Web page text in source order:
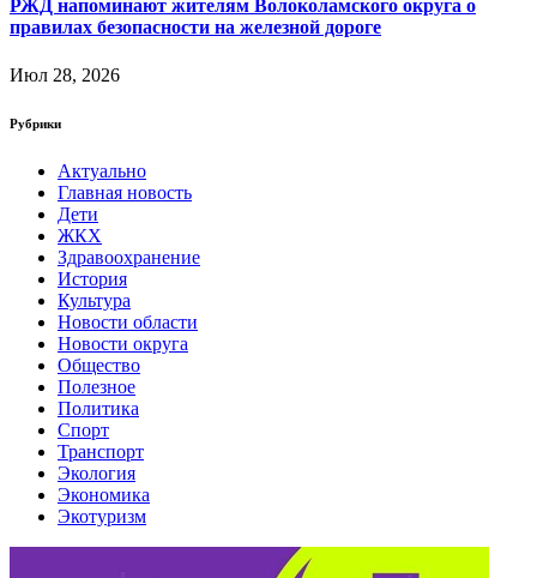
РЖД напоминают жителям Волоколамского округа о
правилах безопасности на железной дороге
Июл 28, 2026
Рубрики
Актуально
Главная новость
Дети
ЖКХ
Здравоохранение
История
Культура
Новости области
Новости округа
Общество
Полезное
Политика
Спорт
Транспорт
Экология
Экономика
Экотуризм